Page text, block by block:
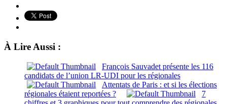
À Lire Aussi :
François Sauvadet présente les 116
candidats de l’union LR-UDI pour les régionales
Attentats de Paris : et si les élections
régionales étaient reportées ?
7